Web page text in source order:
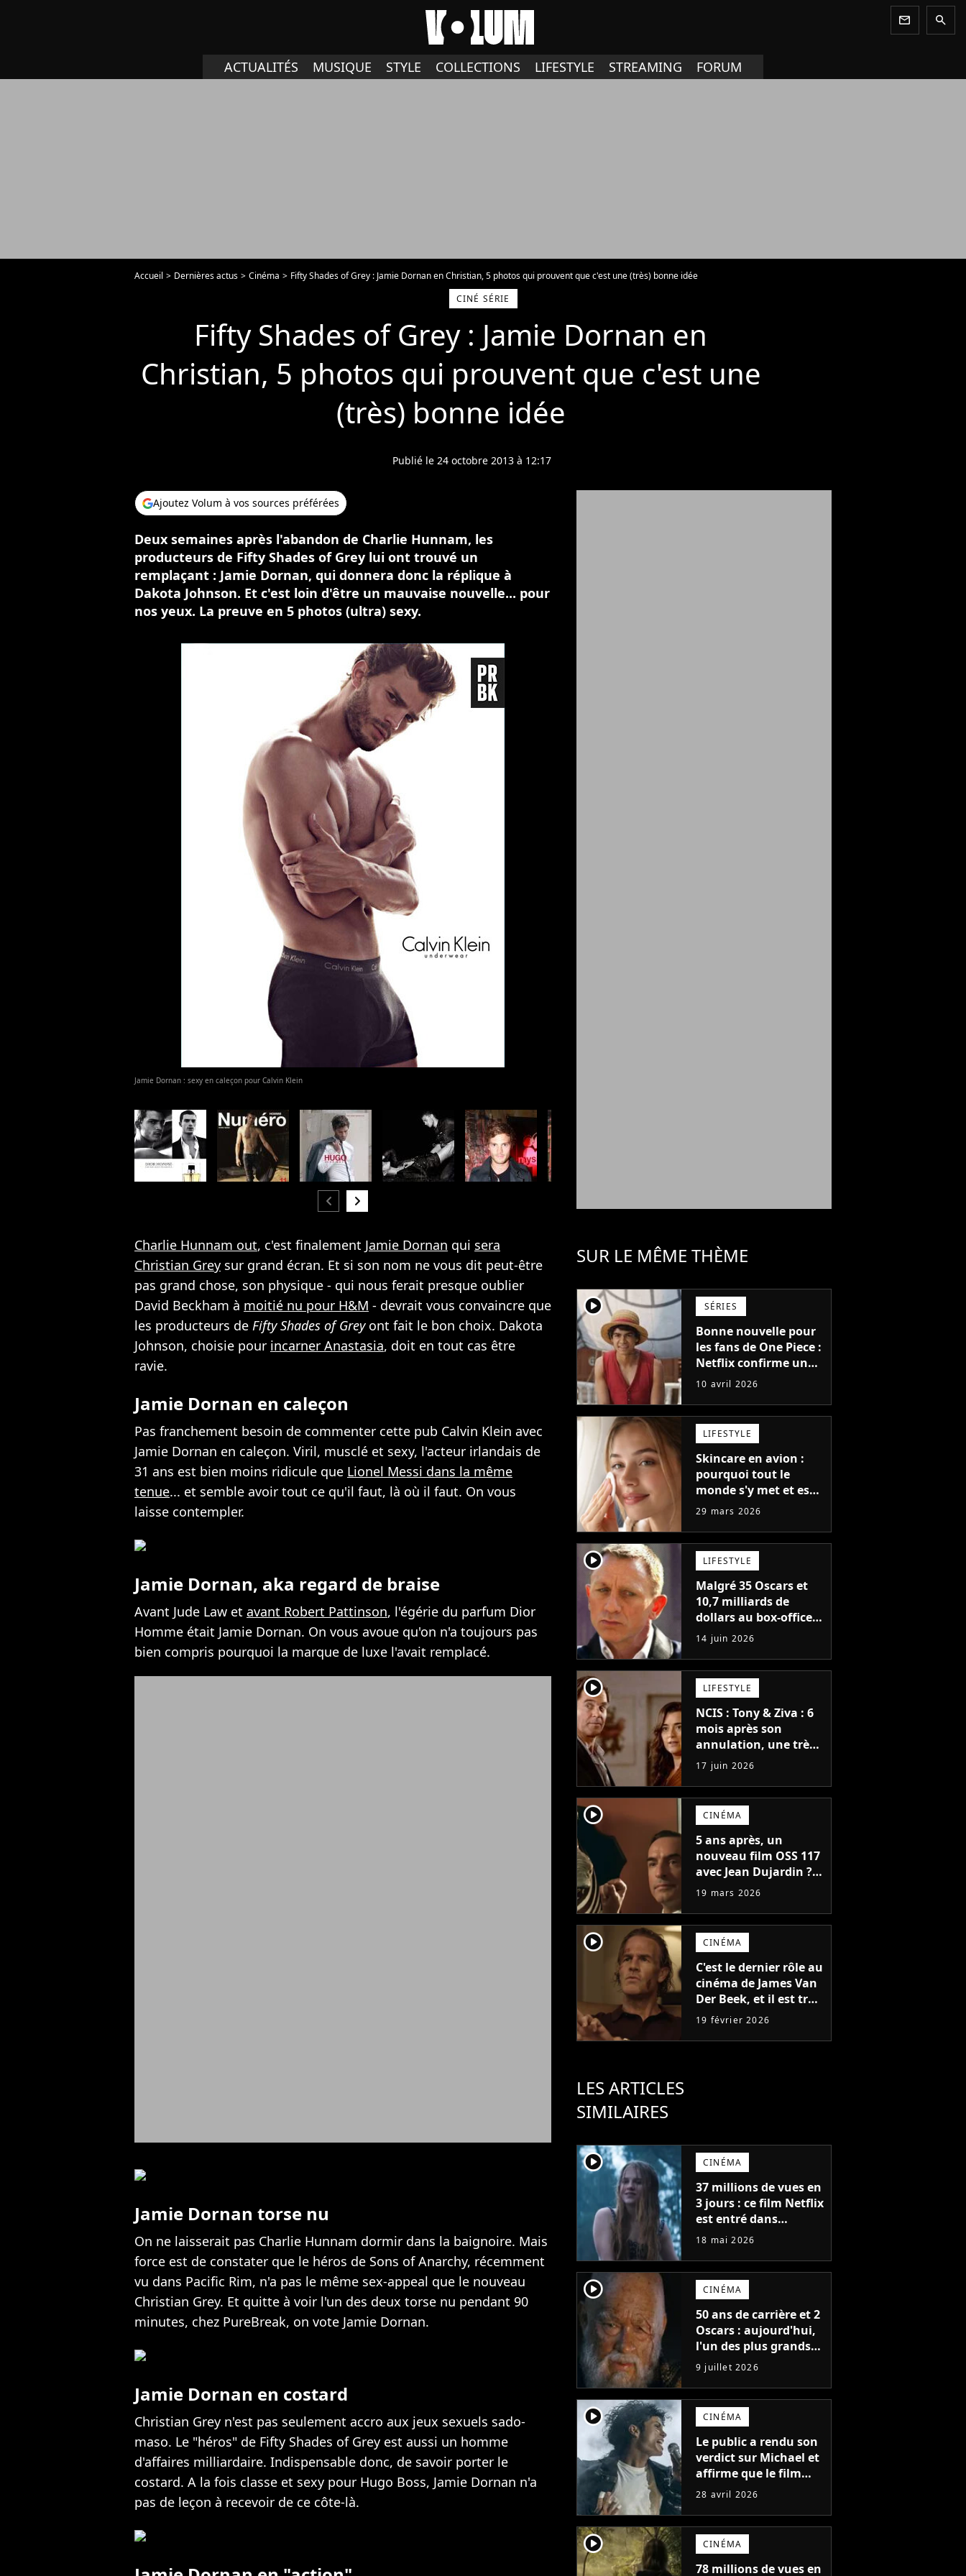
newsletter search
ACTUALITÉS MUSIQUE STYLE COLLECTIONS LIFESTYLE STREAMING FORUM
Accueil Dernières actus Cinéma
Fifty Shades of Grey : Jamie Dornan en Christian, 5 photos qui prouvent que c'est une (très) bonne idée
CINÉ SÉRIE
Fifty Shades of Grey : Jamie Dornan en
Christian, 5 photos qui prouvent que c'est une
(très) bonne idée
Publié le 24 octobre 2013 à 12:17
Ajoutez Volum à vos sources préférées
Deux semaines après l'abandon de Charlie Hunnam, les
producteurs de Fifty Shades of Grey lui ont trouvé un
remplaçant : Jamie Dornan, qui donnera donc la réplique à
Dakota Johnson. Et c'est loin d'être un mauvaise nouvelle... pour
nos yeux. La preuve en 5 photos (ultra) sexy.
Jamie Dornan : sexy en caleçon pour Calvin Klein
chevron_left chevron_right
Charlie Hunnam out, c'est finalement Jamie Dornan qui sera
Christian Grey sur grand écran. Et si son nom ne vous dit peut-être
pas grand chose, son physique - qui nous ferait presque oublier
David Beckham à moitié nu pour H&M - devrait vous convaincre que
les producteurs de Fifty Shades of Greyont fait le bon choix. Dakota
Johnson, choisie pour incarner Anastasia, doit en tout cas être
ravie.
Jamie Dornan en caleçon
Pas franchement besoin de commenter cette pub Calvin Klein avec
Jamie Dornan en caleçon. Viril, musclé et sexy, l'acteur irlandais de
31 ans est bien moins ridicule que Lionel Messi dans la même
tenue... et semble avoir tout ce qu'il faut, là où il faut. On vous
laisse contempler.
Jamie Dornan, aka regard de braise
Avant Jude Law et avant Robert Pattinson, l'égérie du parfum Dior
Homme était Jamie Dornan. On vous avoue qu'on n'a toujours pas
bien compris pourquoi la marque de luxe l'avait remplacé.
Jamie Dornan torse nu
On ne laisserait pas Charlie Hunnam dormir dans la baignoire. Mais
force est de constater que le héros de Sons of Anarchy, récemment
vu dans Pacific Rim, n'a pas le même sex-appeal que le nouveau
Christian Grey. Et quitte à voir l'un des deux torse nu pendant 90
minutes, chez PureBreak, on vote Jamie Dornan.
Jamie Dornan en costard
Christian Grey n'est pas seulement accro aux jeux sexuels sado-
maso. Le "héros" de Fifty Shades of Grey est aussi un homme
d'affaires milliardaire. Indispensable donc, de savoir porter le
costard. A la fois classe et sexy pour Hugo Boss, Jamie Dornan n'a
pas de leçon à recevoir de ce côte-là.
SUR LE MÊME THÈME
player2 SÉRIES
Bonne nouvelle pour
les fans de One Piece :
Netflix confirme une
très bonne nouvelle
10 avril 2026
LIFESTYLE
Skincare en avion :
pourquoi tout le
monde s'y met et est-
ce vraiment une
29 mars 2026
player2 LIFESTYLE
Malgré 35 Oscars et
10,7 milliards de
dollars au box-office,
ce réalisateur n'a
jamais eu le droit de
tourner un James
Bond
14 juin 2026
player2 LIFESTYLE
NCIS : Tony & Ziva : 6
mois après son
annulation, une très
bonne nouvelle pour
la série qui intrigue
pour la suite
17 juin 2026
player2 CINÉMA
5 ans après, un
nouveau film OSS 117
avec Jean Dujardin ?
L'acteur a deux idées
19 mars 2026
player2 CINÉMA
C'est le dernier rôle au
cinéma de James Van
Der Beek, et il est très
loin de Dawson
19 février 2026
LES ARTICLES
SIMILAIRES
player2 CINÉMA
37 millions de vues en
3 jours : ce film Netflix
est entré dans
l'histoire avec l'un des
de tous les temps
18 mai 2026
player2 CINÉMA
50 ans de carrière et 2
Oscars : aujourd'hui,
l'un des plus grands
acteurs de tous les
temps fête ses 70 ans
9 juillet 2026
player2 CINÉMA
Le public a rendu son
verdict sur Michael et
affirme que le film
avec Jaafar Jackson
biopic musical de
2026. Un autre film le
surpasse
28 avril 2026
player2 CINÉMA
78 millions de vues en